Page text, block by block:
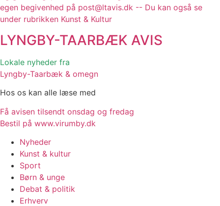
egen begivenhed på post@ltavis.dk -- Du kan også se
under rubrikken Kunst & Kultur
LYNGBY-TAARBÆK AVIS
Lokale nyheder fra
Lyngby-Taarbæk & omegn
Hos os kan alle læse med
Få avisen tilsendt onsdag og fredag
Bestil på www.virumby.dk
Nyheder
Kunst & kultur
Sport
Børn & unge
Debat & politik
Erhverv